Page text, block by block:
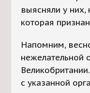
выясняли у них,
которая
Напомним,
нежелательной
с указанной